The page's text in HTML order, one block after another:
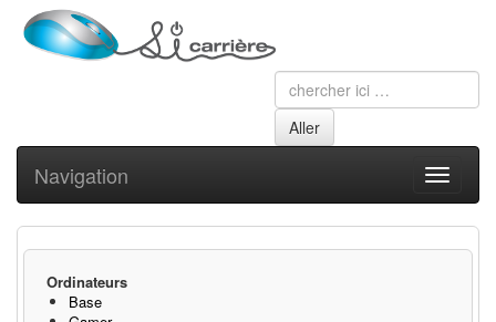
Toggle
Navigation
Ordinateurs
Base